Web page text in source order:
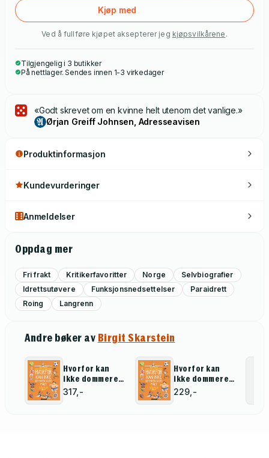
Kjøp med
Ved å fullføre kjøpet aksepterer jeg kjøpsvilkårene .
Tilgjengelig i 3 butikker
På nettlager. Sendes innen 1-3 virkedager
«Godt skrevet om en kvinne helt utenom det vanlige.»
Ørjan Greiff Johnsen, Adresseavisen
Produktinformasjon
Kundevurderinger
Anmeldelser
Oppdag mer
Fri frakt Kritikerfavoritter Norge
Selvbiografier
Idrettsutøvere
Funksjonsnedsettelser
Paraidrett
Roing
Langrenn
Andre bøker av Birgit Skarstein
Hvorfor kan
ikke dommeren
score mål?
317,-
Hvorfor kan
ikke dommeren
score mål?
229,-